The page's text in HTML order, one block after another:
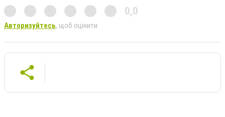
0,0
Авторизуйтесь, щоб оцінити